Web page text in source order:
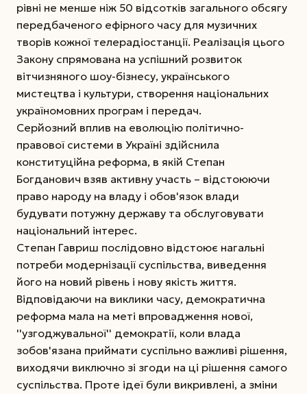
рівні не менше ніж 50 відсотків загального обсягу
передбаченого ефірного часу для музичних
творів кожної телерадіостанції. Реалізація цього
Закону спрямована на успішний розвиток
вітчизняного шоу-бізнесу, українського
мистецтва і культури, створення національних
україномовних програм і передач.
Серйозний вплив на еволюцію політично-
правової системи в Україні здійснила
конституційна реформа, в якій Степан
Богданович взяв активну участь – відстоюючи
право народу на владу і обов'язок влади
будувати потужну державу та обслуговувати
національний інтерес.
Степан Гавриш послідовно відстоює нагальні
потреби модернізації суспільства, виведення
його на новий рівень і нову якість життя.
Відповідаючи на виклики часу, демократична
реформа мала на меті впровадження нової,
''узгоджувальної'' демократії, коли влада
зобов'язана приймати суспільно важливі рішення,
виходячи виключно зі згоди на ці рішення самого
суспільства. Проте ідеї були викривлені, а зміни